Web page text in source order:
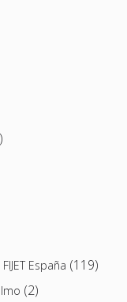
España (119)
(2)